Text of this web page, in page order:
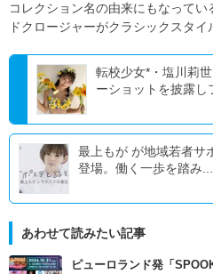
コレクション名の由来にもなってい
ドクロージャーがクラシックスタイ
転校少女*・塩川莉
ーショットを披露し
最上もが が地域若者サ
登場。働く一歩を踏み...
あわせて読みたい記事
ピューロランド発「